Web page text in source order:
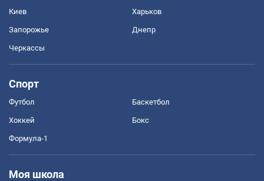
Киев Харьков
Запорожье Днепр
Черкассы
Спорт
Футбол Баскетбол
Хоккей Бокс
Формула-1
Моя школа